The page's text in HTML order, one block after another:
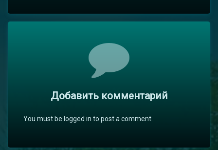
Добавить комментарий
You must be logged in to post a comment.